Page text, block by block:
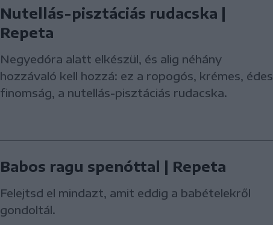
Nutellás-pisztáciás rudacska |
Repeta
Negyedóra alatt elkészül, és alig néhány
hozzávaló kell hozzá: ez a ropogós, krémes, édes
finomság, a nutellás-pisztáciás rudacska.
Babos ragu spenóttal | Repeta
Felejtsd el mindazt, amit eddig a babételekről
gondoltál.